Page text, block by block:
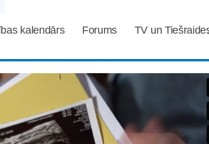
kalendārs Forums TV un